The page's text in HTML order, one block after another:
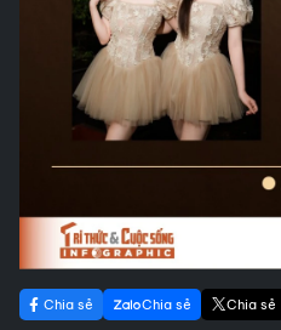
Chia sẻ Chia sẻ Chia sẻ